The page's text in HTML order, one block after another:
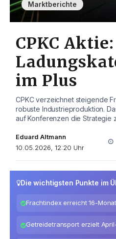
Marktberichte
CPKC
im Plus
CPKC verzeichnet steigende
robuste Industrieproduktion.
auf Konferenzen die Strategie
Eduard Altmann
10.05.2026, 12:20 Uhr
Die wichtigsten Punkte im
Frachtindex erreicht 16-
Getreidetransport erzielt